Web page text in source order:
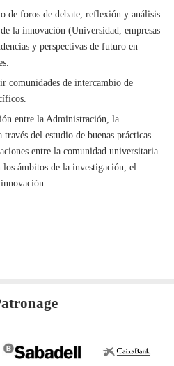
de foros de debate, reflexión y análisis
la innovación (Universidad, empresas
y perspectivas de futuro en
comunidades de intercambio de
entre la Administración, la
del estudio de buenas prácticas.
entre la comunidad universitaria
ámbitos de la investigación, el